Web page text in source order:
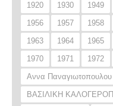
1920 1930 1949
1956
1957 1958
1963
1964 1965
1970
1971 1972
Αννα Παναγιωτοπουλου
ΒΑΣΙΛΙΚΗ